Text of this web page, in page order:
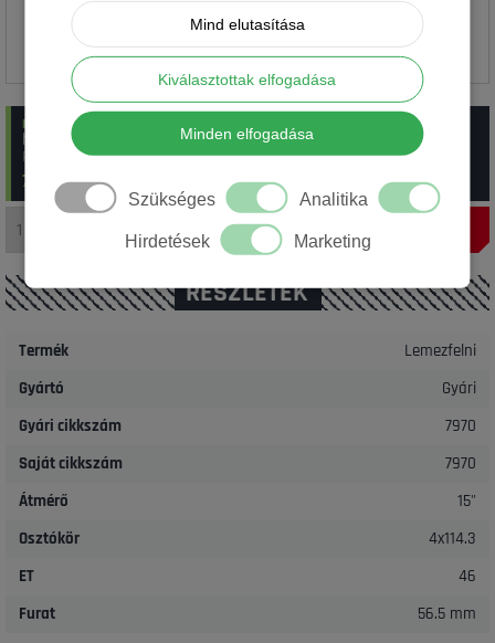
raktáron 1 db Gyári 4x114.3 7970H Daewoo/Chevrolet 6x15 ET46
használt
Rendelési szám: 13_7970HDAEWOO
7 500 Ft/ db
RÉSZLETEK
Termék
Lemezfelni
Gyártó
Gyári
Gyári cikkszám
7970
Saját cikkszám
7970
Átmérő
15"
Osztókör
4x114.3
ET
46
Furat
56.5 mm
Mind elutasítása
Kiválasztottak elfogadása
Minden elfogadása
Szükséges Analitika
Hirdetések Marketing